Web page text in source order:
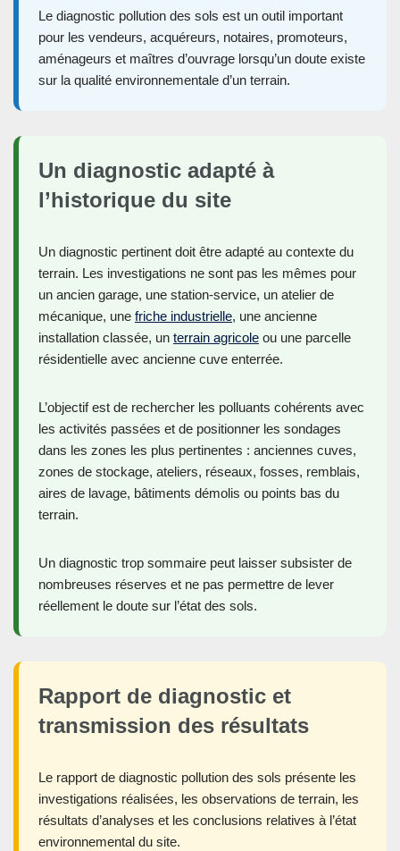
Le diagnostic pollution des sols est un outil important
pour les vendeurs, acquéreurs, notaires, promoteurs,
aménageurs et maîtres d’ouvrage lorsqu’un doute existe
sur la qualité environnementale d’un terrain.
Un diagnostic adapté à
l’historique du site
Un diagnostic pertinent doit être adapté au contexte du
terrain. Les investigations ne sont pas les mêmes pour
un ancien garage, une station-service, un atelier de
mécanique, une friche industrielle, une ancienne
installation classée, un terrain agricole ou une parcelle
résidentielle avec ancienne cuve enterrée.
L’objectif est de rechercher les polluants cohérents avec
les activités passées et de positionner les sondages
dans les zones les plus pertinentes : anciennes cuves,
zones de stockage, ateliers, réseaux, fosses, remblais,
aires de lavage, bâtiments démolis ou points bas du
terrain.
Un diagnostic trop sommaire peut laisser subsister de
nombreuses réserves et ne pas permettre de lever
réellement le doute sur l’état des sols.
Rapport de diagnostic et
transmission des résultats
Le rapport de diagnostic pollution des sols présente les
investigations réalisées, les observations de terrain, les
résultats d’analyses et les conclusions relatives à l’état
environnemental du site.